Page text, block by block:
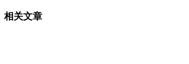
相关文章